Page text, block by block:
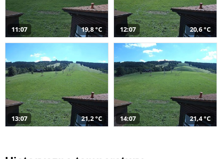
11:07 19,8 °C 12:07 20,6 °C
13:07 21,2 °C 14:07 21,4 °C